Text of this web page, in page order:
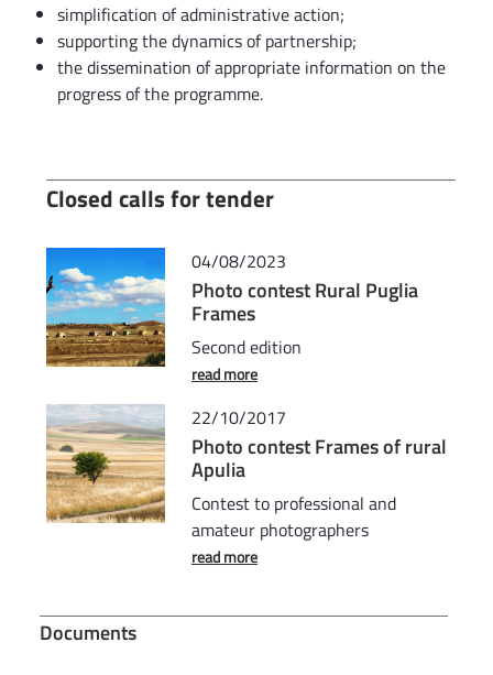
simplification of administrative action;
supporting the dynamics of partnership;
the dissemination of appropriate information on the
progress of the programme.
Closed calls for tender
04/08/2023
Photo contest Rural Puglia
Frames
Second edition
read more
22/10/2017
Photo contest Frames of rural
Apulia
Contest to professional and
amateur photographers
read more
Documents